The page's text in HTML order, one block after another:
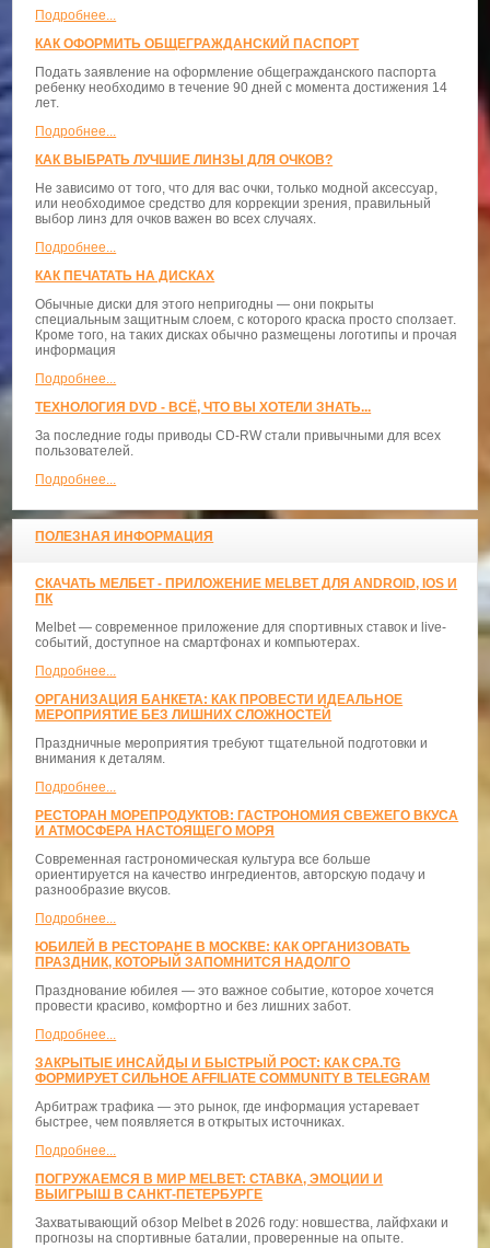
Подробнее...
КАК ОФОРМИТЬ ОБЩЕГРАЖДАНСКИЙ ПАСПОРТ
Подать заявление на оформление общегражданского паспорта
ребенку необходимо в течение 90 дней с момента достижения 14
лет.
Подробнее...
КАК ВЫБРАТЬ ЛУЧШИЕ ЛИНЗЫ ДЛЯ ОЧКОВ?
Не зависимо от того, что для вас очки, только модной аксессуар,
или необходимое средство для коррекции зрения, правильный
выбор линз для очков важен во всех случаях.
Подробнее...
КАК ПЕЧАТАТЬ НА ДИСКАХ
Обычные диски для этого непригодны — они покрыты
специальным защитным слоем, с которого краска просто сползает.
Кроме того, на таких дисках обычно размещены логотипы и прочая
информация
Подробнее...
ТЕХНОЛОГИЯ DVD - ВСЁ, ЧТО ВЫ ХОТЕЛИ ЗНАТЬ...
За последние годы приводы CD-RW стали привычными для всех
пользователей.
Подробнее...
ПОЛЕЗНАЯ ИНФОРМАЦИЯ
СКАЧАТЬ МЕЛБЕТ - ПРИЛОЖЕНИЕ MELBET ДЛЯ ANDROID, IOS И
ПК
Melbet — современное приложение для спортивных ставок и live-
событий, доступное на смартфонах и компьютерах.
Подробнее...
ОРГАНИЗАЦИЯ БАНКЕТА: КАК ПРОВЕСТИ ИДЕАЛЬНОЕ
МЕРОПРИЯТИЕ БЕЗ ЛИШНИХ СЛОЖНОСТЕЙ
Праздничные мероприятия требуют тщательной подготовки и
внимания к деталям.
Подробнее...
РЕСТОРАН МОРЕПРОДУКТОВ: ГАСТРОНОМИЯ СВЕЖЕГО ВКУСА
И АТМОСФЕРА НАСТОЯЩЕГО МОРЯ
Современная гастрономическая культура все больше
ориентируется на качество ингредиентов, авторскую подачу и
разнообразие вкусов.
Подробнее...
ЮБИЛЕЙ В РЕСТОРАНЕ В МОСКВЕ: КАК ОРГАНИЗОВАТЬ
ПРАЗДНИК, КОТОРЫЙ ЗАПОМНИТСЯ НАДОЛГО
Празднование юбилея — это важное событие, которое хочется
провести красиво, комфортно и без лишних забот.
Подробнее...
ЗАКРЫТЫЕ ИНСАЙДЫ И БЫСТРЫЙ РОСТ: КАК CPA.TG
ФОРМИРУЕТ СИЛЬНОЕ AFFILIATE COMMUNITY В TELEGRAM
Арбитраж трафика — это рынок, где информация устаревает
быстрее, чем появляется в открытых источниках.
Подробнее...
ПОГРУЖАЕМСЯ В МИР MELBET: СТАВКА, ЭМОЦИИ И
ВЫИГРЫШ В САНКТ-ПЕТЕРБУРГЕ
Захватывающий обзор Melbet в 2026 году: новшества, лайфхаки и
прогнозы на спортивные баталии, проверенные на опыте.